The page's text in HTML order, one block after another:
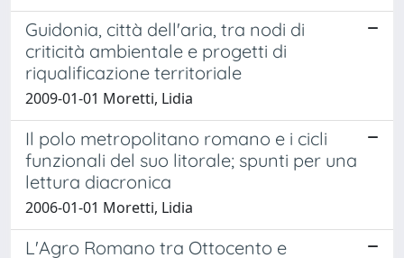
Guidonia, città dell'aria, tra nodi di
criticità ambientale e progetti di
riqualificazione territoriale
2009-01-01 Moretti, Lidia
Il polo metropolitano romano e i cicli
funzionali del suo litorale; spunti per una
lettura diacronica
2006-01-01 Moretti, Lidia
L'Agro Romano tra Ottocento e